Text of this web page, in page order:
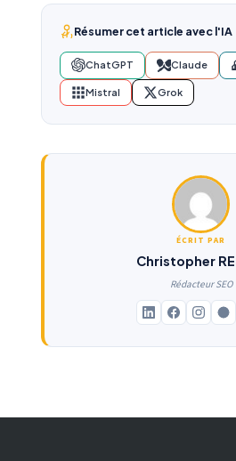
Résumer cet article avec l'IA
ChatGPT Claude
Mistral Grok
ÉCRIT PAR
Christopher
Rédacteur SEO